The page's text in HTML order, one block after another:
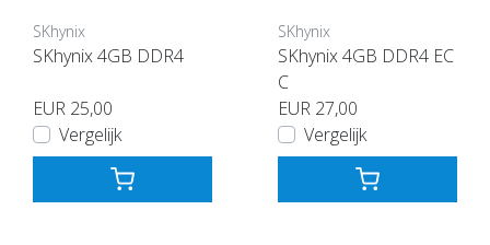
SKhynix
SKhynix 4GB DDR4
EUR 25,00
Vergelijk
SKhynix
SKhynix 4GB DDR4 EC
C
EUR 27,00
Vergelijk